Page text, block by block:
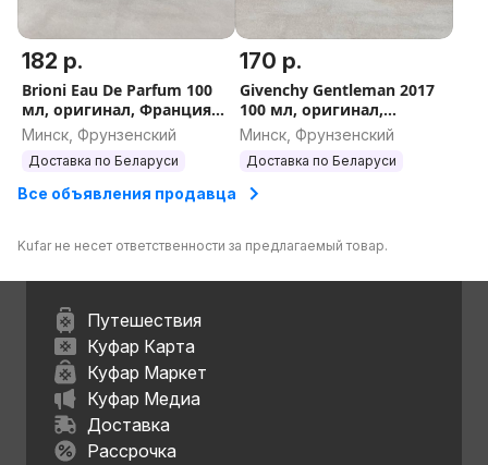
182 р.
Brioni Eau De Parfum 100
мл, оригинал, Франция
(Бриони О Де Парфюм)
Минск, Фрунзенский
Доставка по Беларуси
170 р.
Givenchy Gentleman 2017
100 мл, оригинал,
Франция (Живанши
Джентельмен 2017
мужской)
Минск, Фрунзенский
Доставка по Беларуси
Все объявления продавца
Kufar не несет ответственности за предлагаемый товар.
Путешествия
Куфар Карта
Куфар Маркет
Куфар Медиа
Доставка
Рассрочка